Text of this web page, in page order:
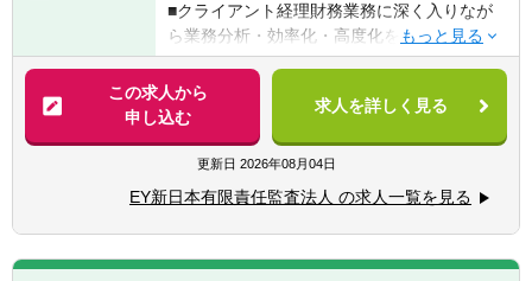
【歓迎経験・スキル】
■上記要件のリーダー～マネージャーとして
ご経験
■経理財務に関する業務改革やIT導入に関す
る社内プロジェクトのご経験
（ユーザー部門担当者として、連結会計シス
テムやERPシステムの導入に関与した経験
等）
■クライアント経理財務業務に深く入りなが
ら業務分析・効率化・高度化を通じてより付
加価値高い組織への変革を支援
【具体的には】
▽具体的なテーマは下記で、まずは連結決算
や単体決算などの経理業務を中心とした業務
支援を想定しています。
■クライアント経理部門業務の遂行
（連結決算～開示、単体決算、リース会計、
管理会計（予算策定～管理）、事業業績管
この求人から
申し込む
求人を詳しく見る
更新日 2026年08月04日
EY新日本有限責任監査法人 の求人一覧を見る